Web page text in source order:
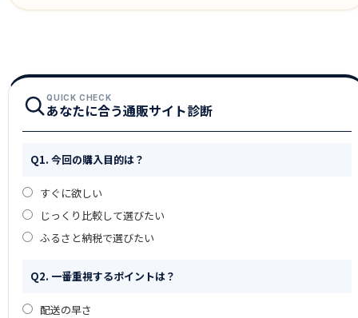
QUICK CHECK
あなたに合う通販サイト診断
Q1. 今回の購入目的は？
すぐに欲しい
じっくり比較して選びたい
ふるさと納税で選びたい
Q2. 一番重視するポイントは？
配送の早さ